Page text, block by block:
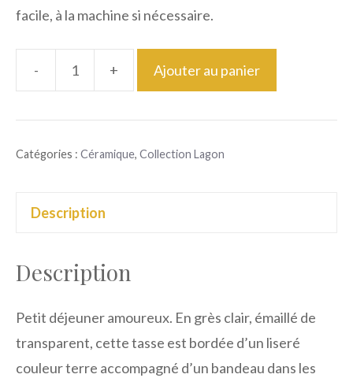
facile, à la machine si nécessaire.
-
quantité
en
+ Ajouter au panier
Catégories : Céramique, Collection Lagon
Description
Description
Petit déjeuner amoureux. En grès clair, émaillé de
transparent, cette tasse est bordée d’un liseré
couleur terre accompagné d’un bandeau dans les